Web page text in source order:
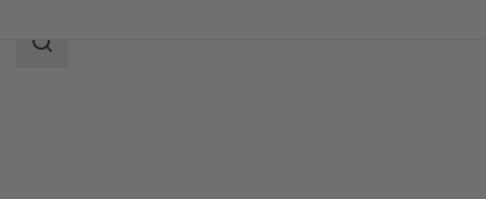
Область